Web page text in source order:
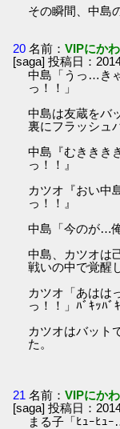
その瞬間、中島
20 名前：VIPにか
[saga] 投稿日：
中島「うっ…き
っ！！」
中島は友蔵をバ
裏にフラッシュ
中島『むききき
っ！！』
カツオ『おい中
っ！！』
中島「今のが…
中島、カツオは
戦いの中で覚醒
カツオ「あはは
っ！！」ﾊﾞｷｯﾊﾞ
カツオはバット
た。
21 名前：VIPにか
[saga] 投稿日：
まる子「ﾋｭｰﾋｭ